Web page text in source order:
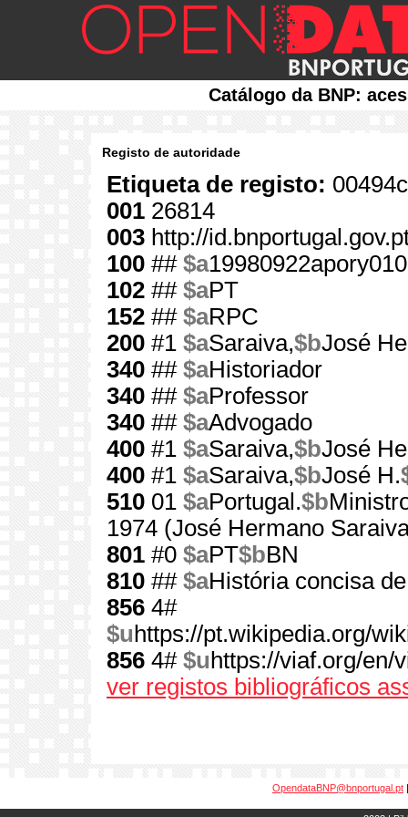
Catálogo da BNP:
Registo de autoridade
Etiqueta de registo:
001 26814
003 http://
100 ## $a
102 ## $aPT
152 ## $aRPC
200 #1 $aSaraiva,$bJosé
340 ## $aHistoriador
340 ## $aProfessor
340 ## $aAdvogado
400 #1 $aSaraiva,$bJosé
400 #1 $aSaraiva,$bJosé H.
510 01 $aPortugal.$b
1974 (José Hermano
801 #0 $aPT$bBN
810 ## $aHistória concisa
856 4#
$u https://pt.wikipedia.org/
856 4# $u https://viaf.org/en/
ver registos bibliográficos
OpendataBNP@bnportugal.pt